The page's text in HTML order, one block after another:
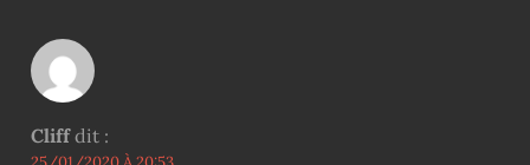
Cliff dit :